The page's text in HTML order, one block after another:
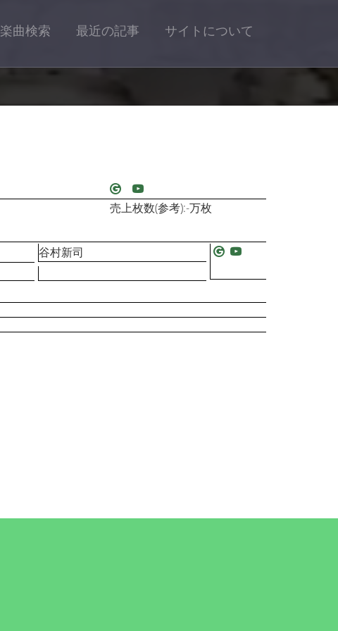
楽曲検索 最近の記事 サイトについて
売上枚数(参考):-万枚
谷村新司